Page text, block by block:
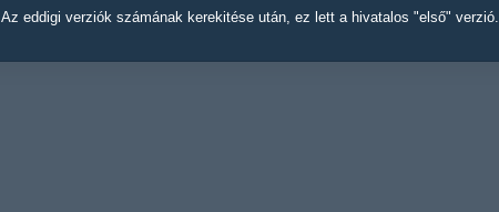
Az eddigi verziók számának kerekitése után, ez lett a hivatalos "első" verzió.